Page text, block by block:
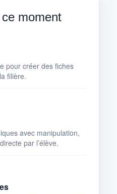
moment
pour créer des fiches
filière.
avec manipulation,
par l’élève.